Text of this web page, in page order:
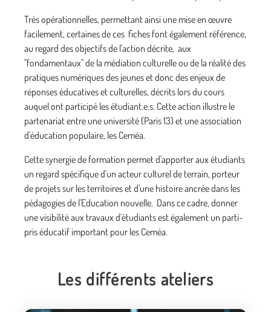
Très opérationnelles, permettant ainsi une mise en œuvre
facilement, certaines de ces fiches font également référence,
au regard des objectifs de l'action décrite, aux
"fondamentaux" de la médiation culturelle ou de la réalité des
pratiques numériques des jeunes et donc des enjeux de
réponses éducatives et culturelles, décrits lors du cours
auquel ont participé les étudiant.e.s. Cette action illustre le
partenariat entre une université (Paris 13) et une association
d'éducation populaire, les Ceméa.
Cette synergie de formation permet d'apporter aux étudiants
un regard spécifique d'un acteur culturel de terrain, porteur
de projets sur les territoires et d'une histoire ancrée dans les
pédagogies de l'Education nouvelle. Dans ce cadre, donner
une visibilité aux travaux d'étudiants est également un parti-
pris éducatif important pour les Ceméa.
Les différents ateliers